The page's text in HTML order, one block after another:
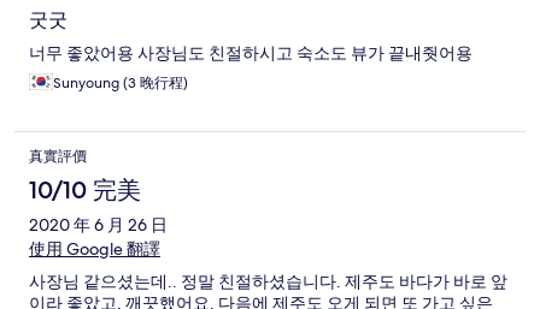
굿굿
너무 좋았어용 사장님도 친절하시고 숙소도 뷰가 끝내줫어용
Sunyoung (3 晚行程)
真實評價
10/10 完美
2020 年 6 月 26 日
使用 Google 翻譯
사장님 같으셨는데.. 정말 친절하셨습니다. 제주도 바다가 바로 앞
이라 좋았고, 깨끗했어요. 다음에 제주도 오게 되면 또 가고 싶은